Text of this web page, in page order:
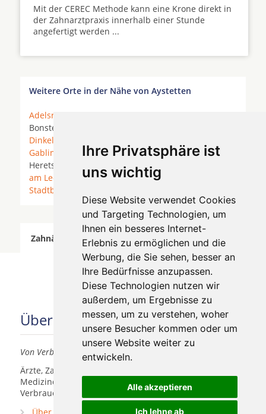
Ihre Privatsphäre ist
uns wichtig
Diese Website verwendet Cookies
und Targeting Technologien, um
Ihnen ein besseres Internet-
Erlebnis zu ermöglichen und die
Werbung, die Sie sehen, besser an
Ihre Bedürfnisse anzupassen.
Diese Technologien nutzen wir
außerdem, um Ergebnisse zu
messen, um zu verstehen, woher
unsere Besucher kommen oder um
unsere Website weiter zu
entwickeln.
Alle akzeptieren
Ich lehne ab
Mit der CEREC Methode kann eine Krone direkt in
der Zahnarztpraxis innerhalb einer Stunde
angefertigt werden ...
Weitere Orte in der Nähe von Aystetten
Adelsried
Bonstetten *
Dinkelscherben
Gablingen
Gersthofen*Gessertshausen*
Heretsried * Horgau * Kutzenhausen *
am Lech
* Laugna * Neusäß* Rehling *
Stadtbergen
Zahnärzte für Zahnimplantete in Aystetten wurde
am 05 August 2026 aktualisiert.
Über uns
Von Verbrauchern für Verbraucher
Ärzte, Zahnärzte, Akustiker und andere
Medizindienstleister haben hier die Möglichkeit, sich
Verbrauchern vorzustellen.